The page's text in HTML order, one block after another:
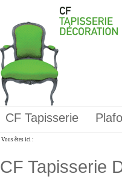
CF Tapisserie
Vous êtes ici :
CF Tapisserie